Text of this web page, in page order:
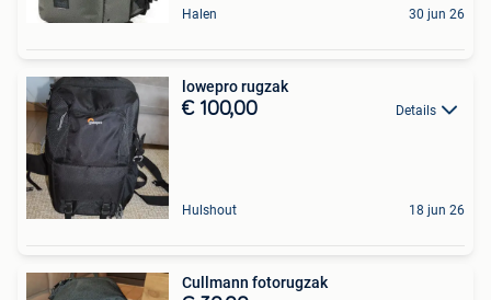
Halen 30 jun 26
lowepro rugzak
€ 100,00 Details
Hulshout 18 jun 26
Cullmann fotorugzak